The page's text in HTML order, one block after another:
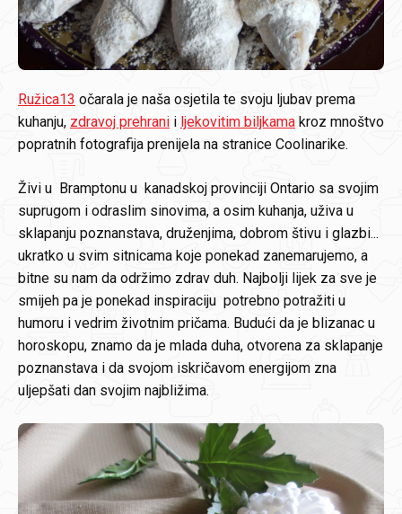
Ružica13 očarala je naša osjetila te svoju ljubav prema
kuhanju, zdravoj prehrani i ljekovitim biljkama kroz mnoštvo
popratnih fotografija prenijela na stranice Coolinarike.
Živi u Bramptonu u kanadskoj provinciji Ontario sa svojim
suprugom i odraslim sinovima, a osim kuhanja, uživa u
sklapanju poznanstava, druženjima, dobrom štivu i glazbi...
ukratko u svim sitnicama koje ponekad zanemarujemo, a
bitne su nam da održimo zdrav duh. Najbolji lijek za sve je
smijeh pa je ponekad inspiraciju potrebno potražiti u
humoru i vedrim životnim pričama. Budući da je blizanac u
horoskopu, znamo da je mlada duha, otvorena za sklapanje
poznanstava i da svojom iskričavom energijom zna
uljepšati dan svojim najbližima.